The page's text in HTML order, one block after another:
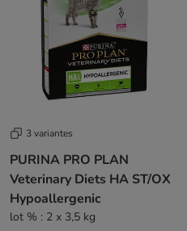
3 variantes
PURINA PRO PLAN
Veterinary Diets HA ST/OX
Hypoallergenic
lot % : 2 x 3,5 kg